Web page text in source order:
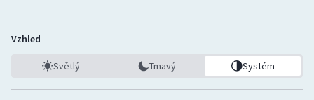
Vzhled
Světlý Tmavý Systém